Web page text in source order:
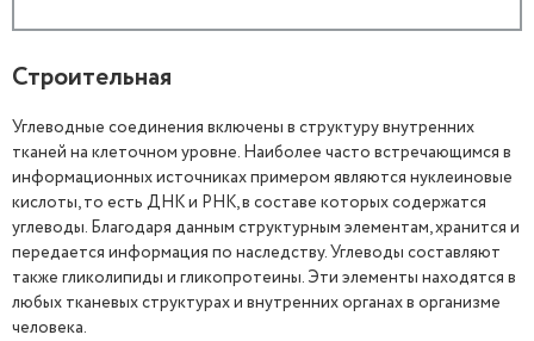
Строительная
Углеводные соединения включены в структуру внутренних
тканей на клеточном уровне. Наиболее часто встречающимся в
информационных источниках примером являются нуклеиновые
кислоты, то есть ДНК и РНК, в составе которых содержатся
углеводы. Благодаря данным структурным элементам, хранится и
передается информация по наследству. Углеводы составляют
также гликолипиды и гликопротеины. Эти элементы находятся в
любых тканевых структурах и внутренних органах в организме
человека.